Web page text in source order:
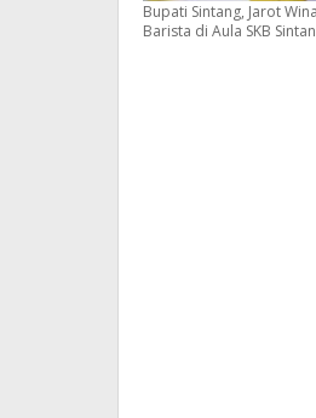
Bupati Sintang, Jarot
Barista di Aula SKB